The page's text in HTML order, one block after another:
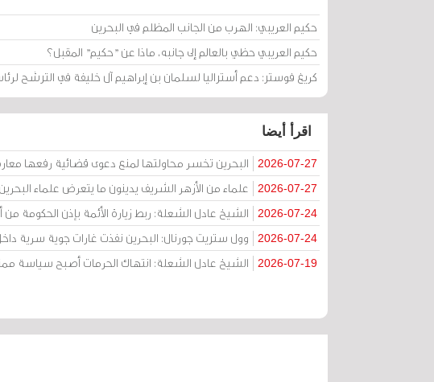
حكيم العريبي: الهرب من الجانب المظلم في البحرين
حكيم العريبي حظي بالعالم إلى جانبه، ماذا عن "حكيم" المقبل؟
كريغ فوستر: دعم أستراليا لسلمان بن إبراهيم آل خليفة في الترشح
اقرأ أيضا
2026-07-27 البحرين تخسر محاولتها لمنع دعوى قضائية رفعها
2026-07-27 علماء من الأزهر الشريف يدينون ما يتعرض علماء
2026-07-24 الشيخ عادل الشعلة: ربط زيارة الأئمة بإذن الحكومة
2026-07-24 وول ستريت جورنال: البحرين نفذت غارات جوية سرية داخل
2026-07-19 الشيخ عادل الشعلة: انتهاك الحرمات أصبح سياسة